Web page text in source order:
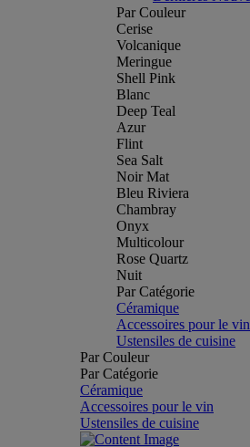
Par Couleur
Cerise
Volcanique
Meringue
Shell Pink
Blanc
Deep Teal
Azur
Flint
Sea Salt
Noir Mat
Bleu Riviera
Chambray
Onyx
Multicolour
Rose Quartz
Nuit
Par Catégorie
Céramique
Accessoires pour le vin
Ustensiles de cuisine
Par Couleur
Par Catégorie
Céramique
Accessoires pour le vin
Ustensiles de cuisine